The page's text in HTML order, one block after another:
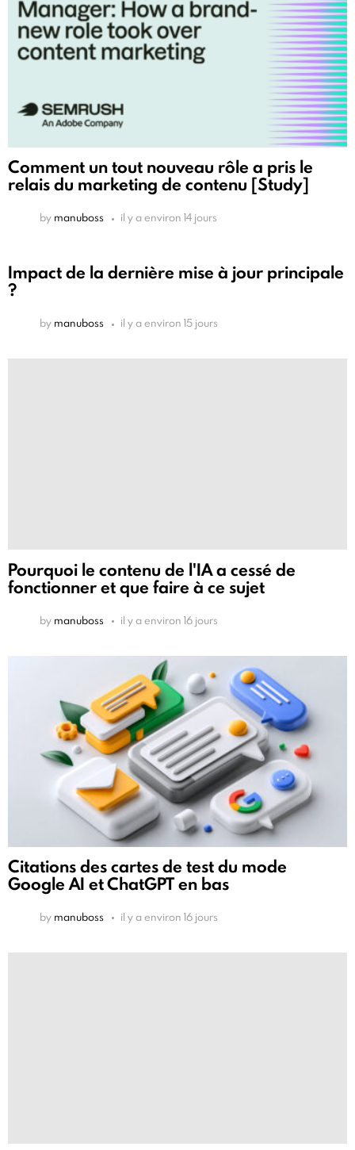
Comment un tout nouveau rôle a pris le
relais du marketing de contenu [Study]
by manuboss il y a environ 14 jours
Impact de la dernière mise à jour principale
?
by manuboss il y a environ 15 jours
Pourquoi le contenu de l'IA a cessé de
fonctionner et que faire à ce sujet
by manuboss il y a environ 16 jours
Citations des cartes de test du mode
Google AI et ChatGPT en bas
by manuboss il y a environ 16 jours